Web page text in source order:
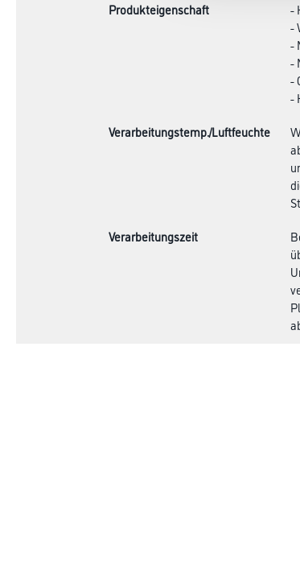
Produkteigenschaft
-
-
-
-
-
-
Verarbeitungstemp./Luftfeuchte
Verarbeitungszeit